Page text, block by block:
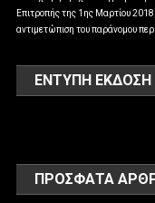
Επιτροπής της 1ης Μαρτίου
αντιμετώπιση του παράνομου
ΕΝΤΥΠΗ ΕΚΔΟΣΗ
ΠΡΌΣΦΑΤΑ